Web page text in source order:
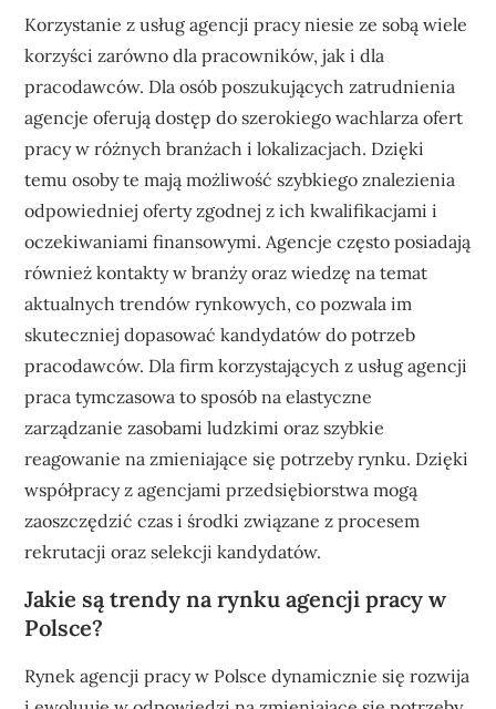
Korzystanie z usług agencji pracy niesie ze sobą wiele
korzyści zarówno dla pracowników, jak i dla
pracodawców. Dla osób poszukujących zatrudnienia
agencje oferują dostęp do szerokiego wachlarza ofert
pracy w różnych branżach i lokalizacjach. Dzięki
temu osoby te mają możliwość szybkiego znalezienia
odpowiedniej oferty zgodnej z ich kwalifikacjami i
oczekiwaniami finansowymi. Agencje często posiadają
również kontakty w branży oraz wiedzę na temat
aktualnych trendów rynkowych, co pozwala im
skuteczniej dopasować kandydatów do potrzeb
pracodawców. Dla firm korzystających z usług agencji
praca tymczasowa to sposób na elastyczne
zarządzanie zasobami ludzkimi oraz szybkie
reagowanie na zmieniające się potrzeby rynku. Dzięki
współpracy z agencjami przedsiębiorstwa mogą
zaoszczędzić czas i środki związane z procesem
rekrutacji oraz selekcji kandydatów.
Jakie są trendy na rynku agencji pracy w
Polsce?
Rynek agencji pracy w Polsce dynamicznie się rozwija